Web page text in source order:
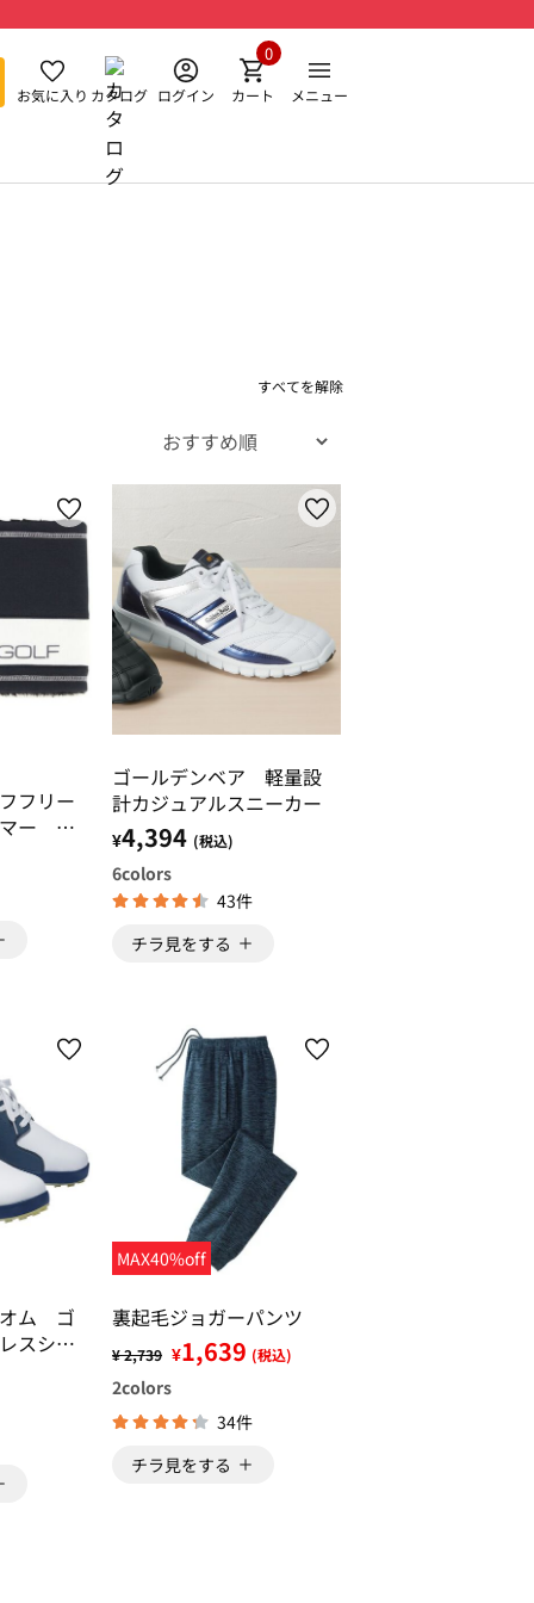
お気に入り カタログ ログイン カート
0
メニュー
すべてを解除
フリー
マー ベ
ゴールデンベア 軽量設
計カジュアルスニーカー
¥4,394 (税込)
6colors
43件
チラ見をする
オム ゴ
スシュ
MAX40%off
裏起毛ジョガーパンツ
¥ 2,739 ¥1,639 (税込)
2colors
34件
チラ見をする